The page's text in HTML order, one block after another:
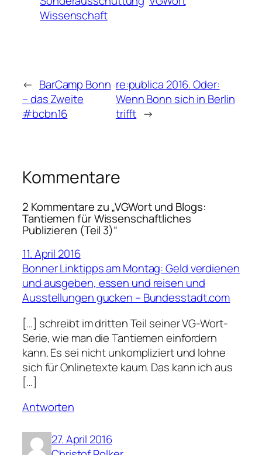
Wissenschaft
← BarCamp Bonn
– das Zweite
#bcbn16
re:publica 2016. Oder:
Wenn Bonn sich in Berlin
trifft →
Kommentare
2 Kommentare zu „VGWort und Blogs:
Tantiemen für Wissenschaftliches
Publizieren (Teil 3)“
11. April 2016
Bonner Linktipps am Montag: Geld verdienen
und ausgeben, essen und reisen und
Ausstellungen gucken – Bundesstadt.com
[…] schreibt im drit­ten Teil sei­ner VG-Wort-
Serie, wie man die Tan­tie­men ein­for­dern
kann. Es sei nicht un­kom­pli­ziert und lohne
sich für On­line­texte kaum. Das kann ich aus
[…]
Antworten
27. April 2016